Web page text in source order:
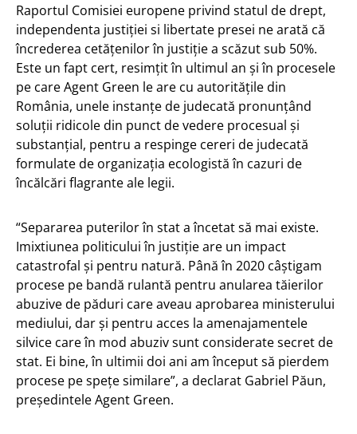
Raportul Comisiei europene privind statul de drept,
independenta justiției si libertate presei ne arată că
încrederea cetățenilor în justiție a scăzut sub 50%.
Este un fapt cert, resimțit în ultimul an și în procesele
pe care Agent Green le are cu autoritățile din
România, unele instanțe de judecată pronunțând
soluții ridicole din punct de vedere procesual și
substanțial, pentru a respinge cereri de judecată
formulate de organizația ecologistă în cazuri de
încălcări flagrante ale legii.
“Separarea puterilor în stat a încetat să mai existe.
Imixtiunea politicului în justiție are un impact
catastrofal și pentru natură. Până în 2020 câștigam
procese pe bandă rulantă pentru anularea tăierilor
abuzive de păduri care aveau aprobarea ministerului
mediului, dar și pentru acces la amenajamentele
silvice care în mod abuziv sunt considerate secret de
stat. Ei bine, în ultimii doi ani am început să pierdem
procese pe spețe similare”, a declarat Gabriel Păun,
președintele Agent Green.